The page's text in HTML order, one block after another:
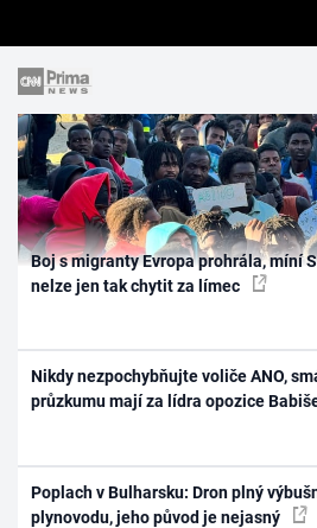
Boj s migranty Evropa prohrála, míní
nelze jen tak chytit za límec
Nikdy nezpochybňujte voliče ANO,
průzkumu mají za lídra opozice
Poplach v Bulharsku: Dron plný
plynovodu, jeho původ je nejasný